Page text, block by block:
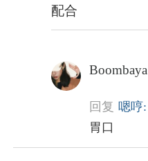
配合
Boombaya
回复 嗯哼:
胃口